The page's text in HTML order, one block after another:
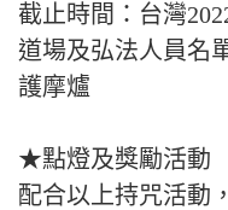
截止時間：台灣
道場及弘法人員名
護摩爐
★點燈及獎勵活動
配合以上持咒活動